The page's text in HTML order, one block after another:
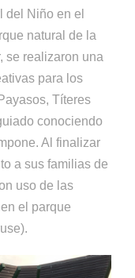
del Niño en el
natural de la
se realizaron una
para los
Títeres
conociendo
Al finalizar
a sus familias de
uso de las
el parque